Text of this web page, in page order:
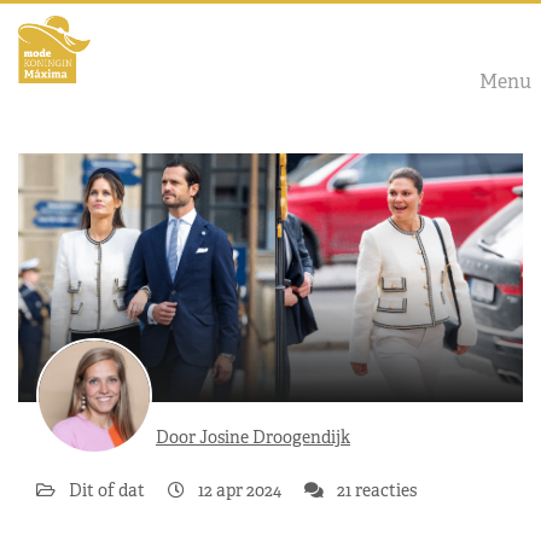
Menu
Door Josine Droogendijk
Dit of dat 12 apr 2024 21 reacties